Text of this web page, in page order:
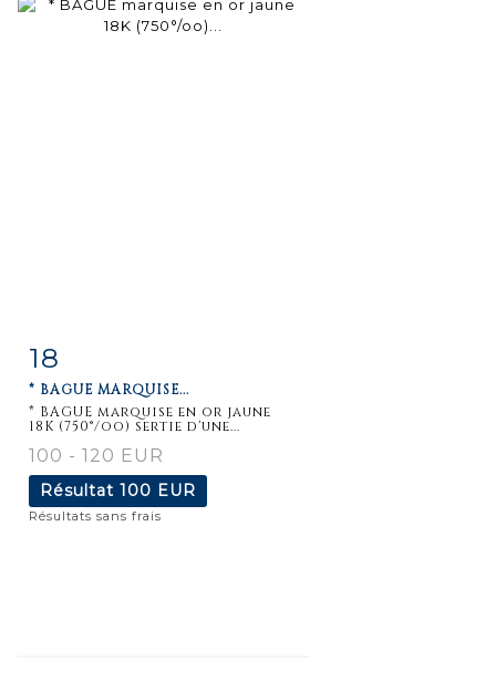
détaillée
18
* BAGUE MARQUISE...
* BAGUE marquise en or jaune
18K (750°/oo) sertie d'une...
100 - 120 EUR
Résultat 100 EUR
Résultats sans frais